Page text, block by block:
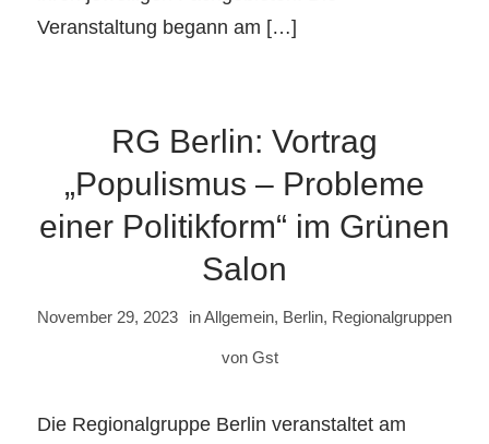
Veranstaltung begann am […]
RG Berlin: Vortrag
„Populismus – Probleme
einer Politikform“ im Grünen
Salon
November 29, 2023 inAllgemein, Berlin, Regionalgruppen
von Gst
Die Regionalgruppe Berlin veranstaltet am